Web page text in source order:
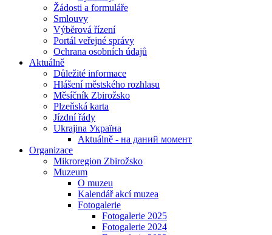
Žádosti a formuláře
Smlouvy
Výběrová řízení
Portál veřejné správy
Ochrana osobních údajů
Aktuálně
Důležité informace
Hlášení městského rozhlasu
Měsíčník Zbirožsko
Plzeňská karta
Jízdní řády
Ukrajina Україна
Aktuálně - на даний момент
Organizace
Mikroregion Zbirožsko
Muzeum
O muzeu
Kalendář akcí muzea
Fotogalerie
Fotogalerie 2025
Fotogalerie 2024